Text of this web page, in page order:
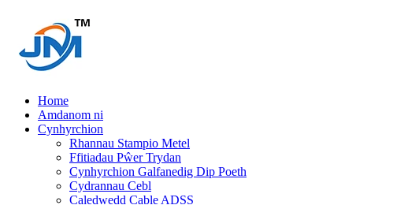
Home
Amdanom ni
Cynhyrchion
Rhannau Stampio Metel
Ffitiadau Pŵer Trydan
Cynhyrchion Galfanedig Dip Poeth
Cydrannau Cebl
Caledwedd Cable ADSS